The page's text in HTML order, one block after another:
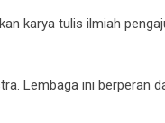
karya tulis ilmiah
Lembaga ini berperan